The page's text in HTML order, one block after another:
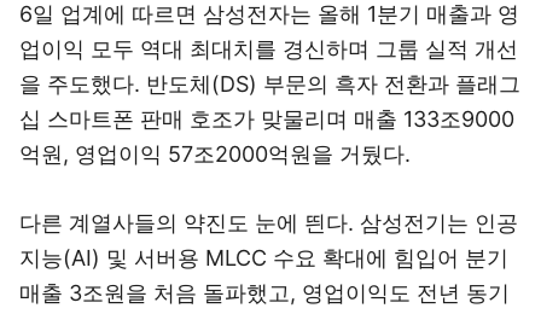
6일 업계에 따르면 삼성전자는 올해 1분기 매출과 영
업이익 모두 역대 최대치를 경신하며 그룹 실적 개선
을 주도했다. 반도체(DS) 부문의 흑자 전환과 플래그
십 스마트폰 판매 호조가 맞물리며 매출 133조9000
억원, 영업이익 57조2000억원을 거뒀다.
다른 계열사들의 약진도 눈에 띈다. 삼성전기는 인공
지능(AI) 및 서버용 MLCC 수요 확대에 힘입어 분기
매출 3조원을 처음 돌파했고, 영업이익도 전년 동기